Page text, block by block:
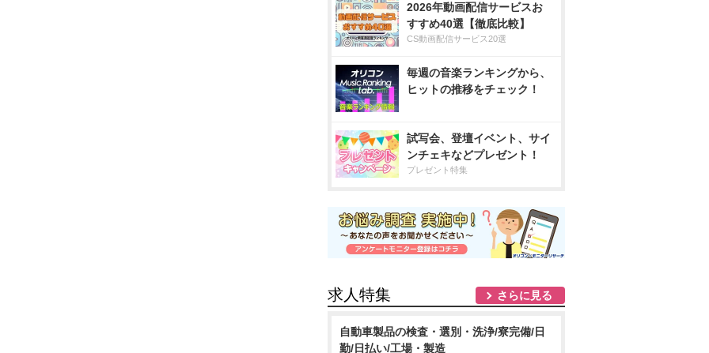
2026年動画配信サービスお
すすめ40選【徹底比較】
CS動画配信サービス20選
毎週の音楽ランキングから、
ヒットの推移をチェック！
試写会、登壇イベント、サイ
ンチェキなどプレゼント！
プレゼント特集
求人特集 さらに見る
自動車製品の検査・選別・洗浄/寮完備/日
勤/日払い/工場・製造